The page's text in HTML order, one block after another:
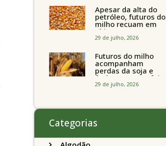
Apesar da alta do
petróleo, futuros do
milho recuam em
Chicago
acompanhando a
feira
29 de julho, 2026
Futuros do milho
acompanham
perdas da soja e
fecham quarta-feira
caindo 2% em
29 de julho, 2026
Categorias